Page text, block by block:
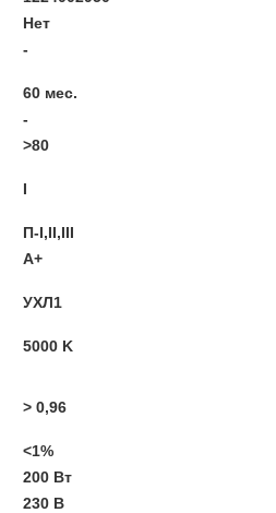
Нет
-
60 мес.
-
>80
I
П-I,II,ІІІ
A+
УХЛ1
5000 K
> 0,96
<1%
200 Вт
230 В